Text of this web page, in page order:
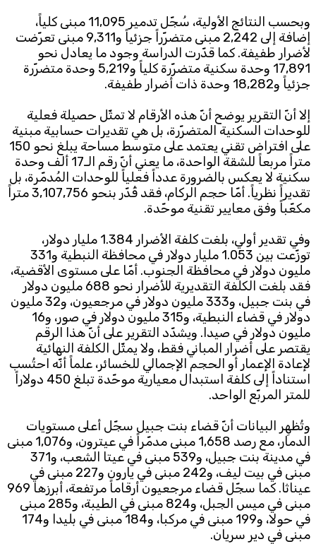
وبحسب النتائج الأولية، سُجّل تدمير 11,095 مبنى كلياً،
إضافة إلى 2,242 مبنى متضرّراً جزئياً و9,311 مبنى تعرّضت
لأضرار طفيفة. كما قدّرت الدراسة وجود ما يعادل نحو
17,891 وحدة سكنية متضرّرة كلياً و5,219 وحدة متضرّرة
جزئياً و18,282 وحدة ذات أضرار طفيفة.
إلا أنّ التقرير يوضح أنّ هذه الأرقام لا تمثّل حصيلة فعلية
للوحدات السكنية المتضرّرة، بل هي تقديرات حسابية مبنية
على افتراض تقني يعتمد على متوسط مساحة يبلغ نحو 150
متراً مربعاً للشقة الواحدة، ما يعني أنّ رقم الـ17 ألف وحدة
سكنية لا يعكس بالضرورة عدداً فعلياً للوحدات المُدمّرة، بل
تقديراً نظرياً. أمّا حجم الركام، فقد قُدّر بنحو 3,107,756 متراً
مكعّباً وفق معايير تقنية موحّدة.
وفي تقدير أولي، بلغت كلفة الأضرار 1.384 مليار دولار،
توزّعت بين 1.053 مليار دولار في محافظة النبطية و331
مليون دولار في محافظة الجنوب. أمّا على مستوى الأقضية،
فقد بلغت الكلفة التقديرية للأضرار نحو 688 مليون دولار
في بنت جبيل، و333 مليون دولار في مرجعيون، و32 مليون
دولار في قضاء النبطية، و315 مليون دولار في صور، و16
مليون دولار في صيدا. ويشدّد التقرير على أنّ هذا الرقم
يقتصر على أضرار المباني فقط، ولا يمثّل الكلفة النهائية
لإعادة الإعمار أو الحجم الإجمالي للخسائر، علماً أنّه احتُسب
استناداً إلى كلفة استبدال معيارية موحّدة تبلغ 450 دولاراً
للمتر المربّع الواحد.
وتُظهِر البيانات أنّ قضاء بنت جبيل سجّل أعلى مستويات
الدمار، مع رصد 1,658 مبنى مدمّراً في عيترون، و1,076 مبنى
في مدينة بنت جبيل، و539 مبنى في عيتا الشعب، و371
مبنى في بيت ليف، و242 مبنى في يارون و227 مبنى في
عيناثا. كما سجّل قضاء مرجعيون أرقاماً مرتفعة، أبرزها 969
مبنى في ميس الجبل، و824 مبنى في الطيبة، و285 مبنى
في حولا، و199 مبنى في مركبا، و184 مبنى في بليدا و174
مبنى في دير سريان.